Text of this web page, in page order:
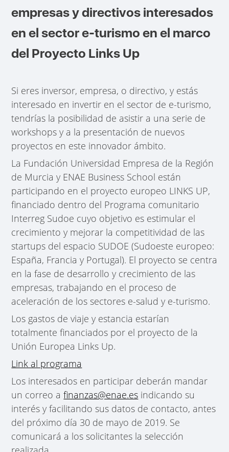
empresas y directivos interesados
en el sector e-turismo en el marco
del Proyecto Links Up
Si eres inversor, empresa, o directivo, y estás
interesado en invertir en el sector de e-turismo,
tendrías la posibilidad de asistir a una serie de
workshops y a la presentación de nuevos
proyectos en este innovador ámbito.
La Fundación Universidad Empresa de la Región
de Murcia y ENAE Business School están
participando en el proyecto europeo LINKS UP,
financiado dentro del Programa comunitario
Interreg Sudoe cuyo objetivo es estimular el
crecimiento y mejorar la competitividad de las
startups del espacio SUDOE (Sudoeste europeo:
España, Francia y Portugal). El proyecto se centra
en la fase de desarrollo y crecimiento de las
empresas, trabajando en el proceso de
aceleración de los sectores e-salud y e-turismo.
Los gastos de viaje y estancia estarían
totalmente financiados por el proyecto de la
Unión Europea Links Up.
Link al programa
Los interesados en participar deberán mandar
un correo afinanzas@enae.es indicando su
interés y facilitando sus datos de contacto, antes
del próximo día 30 de mayo de 2019. Se
comunicará a los solicitantes la selección